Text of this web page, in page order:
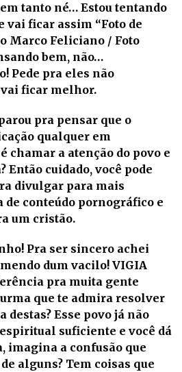
tanto né… Estou tentando
vai ficar assim “Foto de
Marco Feliciano / Foto
bem, não…
Pede pra eles não
ficar melhor.
pra pensar que o
qualquer em
chamar a atenção do povo e
Então cuidado, você pode
divulgar para mais
de conteúdo pornográfico e
um cristão.
Pra ser sincero achei
dum vacilo! VIGIA
pra muita gente
que te admira resolver
Esse povo já não
suficiente e você dá
imagina a confusão que
alguns? Tem coisas que